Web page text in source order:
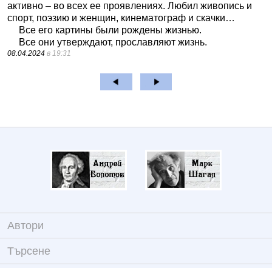
активно – во всех ее проявлениях. Любил живопись и
спорт, поэзию и женщин, кинематограф и скачки…
Все его картины были рождены жизнью.
Все они утверждают, прославляют жизнь.
08.04.2024 в 19:31
Автори
Търсене